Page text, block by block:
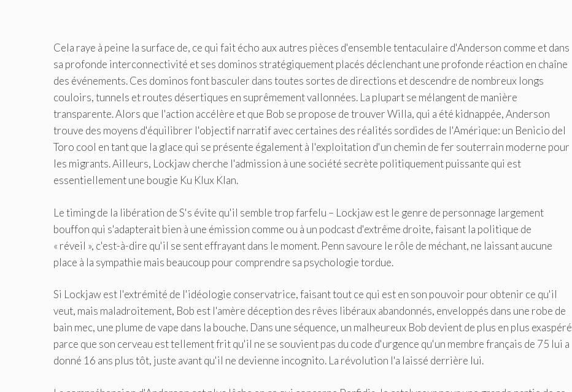
Cela raye à peine la surface de, ce qui fait écho aux autres pièces d'ensemble tentaculaire d'Anderson comme et dans
sa profonde interconnectivité et ses dominos stratégiquement placés déclenchant une profonde réaction en chaîne
des événements. Ces dominos font basculer dans toutes sortes de directions et descendre de nombreux longs
couloirs, tunnels et routes désertiques en suprêmement vallonnées. La plupart se mélangent de manière
transparente. Alors que l'action accélère et que Bob se propose de trouver Willa, qui a été kidnappée, Anderson
trouve des moyens d'équilibrer l'objectif narratif avec certaines des réalités sordides de l'Amérique: un Benicio del
Toro cool en tant que la glace qui se présente également à l'exploitation d'un chemin de fer souterrain moderne pour
les migrants. Ailleurs, Lockjaw cherche l'admission à une société secrète politiquement puissante qui est
essentiellement une bougie Ku Klux Klan.
Le timing de la libération de S's évite qu'il semble trop farfelu – Lockjaw est le genre de personnage largement
bouffon qui s'adapterait bien à une émission comme ou à un podcast d'extrême droite, faisant la politique de
« réveil », c'est-à-dire qu'il se sent effrayant dans le moment. Penn savoure le rôle de méchant, ne laissant aucune
place à la sympathie mais beaucoup pour comprendre sa psychologie tordue.
Si Lockjaw est l'extrémité de l'idéologie conservatrice, faisant tout ce qui est en son pouvoir pour obtenir ce qu'il
veut, mais maladroitement, Bob est l'amère déception des rêves libéraux abandonnés, enveloppés dans une robe de
bain mec, une plume de vape dans la bouche. Dans une séquence, un malheureux Bob devient de plus en plus exaspéré
parce que son cerveau est tellement frit qu'il ne se souvient pas du code d'urgence qu'un membre français de 75 lui a
donné 16 ans plus tôt, juste avant qu'il ne devienne incognito. La révolution l'a laissé derrière lui.